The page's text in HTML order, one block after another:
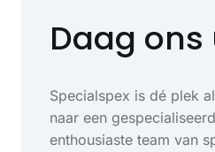
Daag ons
Specialspex is dé plek
naar een
enthousiaste team van